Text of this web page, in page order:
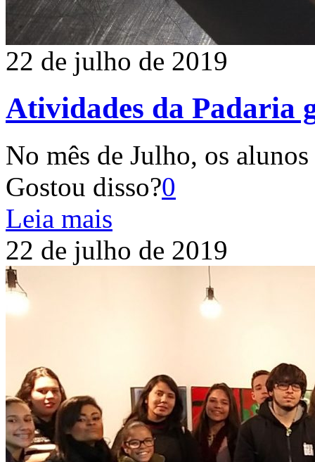
22 de julho de 2019
Atividades da Padaria
No mês de Julho, os
Gostou disso?0
Leia mais
22 de julho de 2019